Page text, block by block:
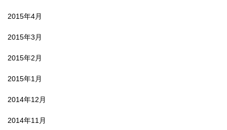
2015年4月
2015年3月
2015年2月
2015年1月
2014年12月
2014年11月